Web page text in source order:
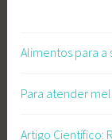
Alimentos para
Para atender
Artigo Científico: